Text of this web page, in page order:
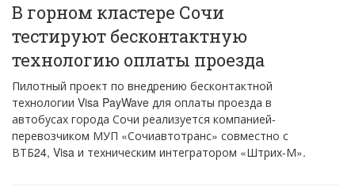
В горном кластере Сочи
тестируют бесконтактную
технологию оплаты проезда
Пилотный проект по внедрению бесконтактной
технологии Visa PayWave для оплаты проезда в
автобусах города Сочи реализуется компанией-
перевозчиком МУП «Сочиавтотранс» совместно с
ВТБ24, Visa и техническим интегратором «Штрих-М».